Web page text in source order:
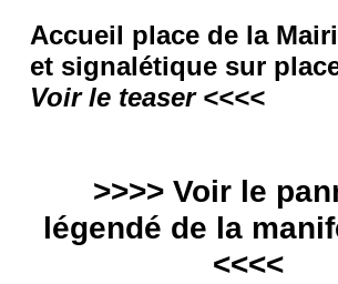
Accueil place de la
et signalétique sur
Voir le teaser <<<<
>>>> Voir le
légendé de la
<<<<